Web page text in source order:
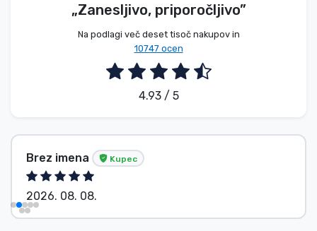
„Zanesljivo, priporočljivo”
Na podlagi več deset tisoč nakupov in
10747 ocen
4.93 / 5
Brez imena Kupec
2026. 08. 08.